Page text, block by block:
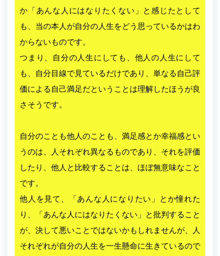
か「あんな人にはなりたくない」と感じたとして
も、当の本人が自分の人生をどう思っているかはわ
からないものです。
つまり、自分の人生にしても、他人の人生にして
も、自分目線で見ているだけであり、単なる自己評
価による自己満足だということは理解したほうが良
さそうです。
自分のことも他人のことも、満足感とか幸福感とい
うのは、人それぞれ異なるものであり、それを評価
したり、他人と比較することは、ほぼ無意味なこと
です。
他人を見て、「あんな人になりたい」とか憧れた
り、「あんな人にはなりたくない」と批判すること
が、決して悪いことではないかもしれませんが、人
それぞれが自分の人生を一生懸命に生きているので